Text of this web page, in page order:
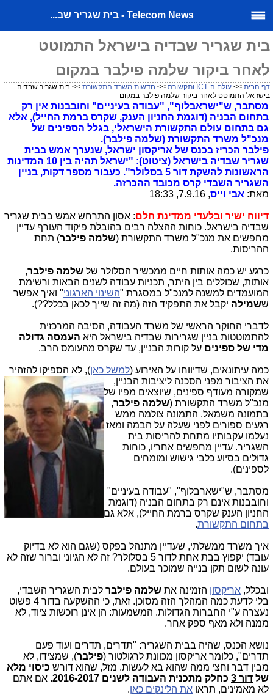
Telecom News - בית שגריר שב...
בית שגריר שבדיה בישראל התמוטט
לאחר ביקור שלמה פילבר במקום
דף הבית >> עולם ה-ICT ותקשורת >> חדשות משרד התקשורת >> בית שגריר שבדיה
בישראל התמוטט לאחר ביקור שלמה פילבר במקום
מסתבר, ש"ישראבלוף", "עבודה בעיניים" וחובבנות אין רק
בתחום הבניה (דוגמת החניון הענק, שקרס ברמת החייל), אלא
גם בתחום עולם התקשורת הישראלי, בגלל הספינים של
מנכ"ל משרד התקשורת (שלמה פילבר).
פילבר הכריז בכנס של אריקסון ישראל, שנערך אמש בבית
שגריר שבדיה בישראל (ציטוט): "ישראל תהיה בין 10 המדינות
הראשונות להשקת דור 5 בסלולר". כעבור מספר דקות, בניין
השגריר השבדי קרס מכובד ההכרזה.
מאת: אבי וייס, 7.9.16, 18:33
דיווח ישיר ובלעדי ממדינת חלם: אסון התרחש אמש בבית שגריר
שבדיה בישראל. כוחות ההצלה רבים בהובלת פיקוד העורף עדיין
מחפשים את מנכ"ל משרד התקשורת (שלמה פילבר) תחת
ההריסות.
כרגע יש כמה אותות חיים ממכשיר הסלולר של שלמה פילבר,
אותות, שכוללים בין היתר, תכניות עבודה לשנים הבאות ורשימת
המועמדים למשנה למנכ"ל במסגרת "השינוי הארגוני" ואיך אפשר
ששמילה יקבל את התפקיד הזה (מה זה שייך לכאן בכלל??).
לדברי החוקר הראשי של משרד העבודה, הסיבה המרכזית
להתמוטטות בניין שגרירות שבדיה בישראל היא העמסה גדולה
מדי של ספינים על קורות הבניין, עד שקרס מהעומס הרב.
כמה עיתונאים, שדיווחו על האירוע (למשל כאן), לא הספיקו להזהיר
את הציבור מפני הסכנה ליציבות הבניין,
שמקורה מעודף ספינים, שיוצאים מפיו של
מנכ"ל משרד התקשורת (שלמה פילבר,
בתמונה משמאל. התמונה צולמה ממש
רגעים ספורים לפני שעלה על הבמה ומאז
נעלמו עקבותיו מתחת להריסות בית
השגריר. עדיין מחפשים אחריו, כוחות
גדולים בסיוע כלבי גישוש ומומחים
לספינים).
מסתבר, ש"ישארבלוף", "עבודה בעיניים"
וחובבנות אינם רק בתחום הבניה (דוגמת
החניון הענק שקרס ברמת החייל), אלא גם
בתחום התקשורת.
איך משרד ממשלתי, שעדיין מתנהל בפקס (שגם הוא לא בדיוק
עובד) יקפוץ בבת אחת לדור 5 בסלולר? זה לא הגיוני וברור שזה לא
עונה לשום תקן בנייה שמוכר בעולם.
ובכלל, אריקסון הזמינה את שלמה פילבר לבית השגריר השבדי,
בלי לדעת כמה המהלך הזה מסוכן. זאת, כי ההשקעה בדור 4 פשוט
נעצרה ע"י החברות הגדולות. המשמעות: הן אינן רוכשות ציוד, לא
ממנה ולא מאף ספק אחר.
נושא הכנס, שהיה בבית השגריר: "תדרים, תדרים ועוד פעם
תדרים", כלומר אריקסון מכוונת לרגולטור (פילבר), שמצידו, לא
מבין דבר וחצי ממה שהוא בא לעשות. מזל, שהוא דורש כיסוי מלא
של דור 3 כחלק מתכנית העבודה לשנים 2016-2017
. אם אתם
לא מאמינים, תראו את הלינקים כאן.